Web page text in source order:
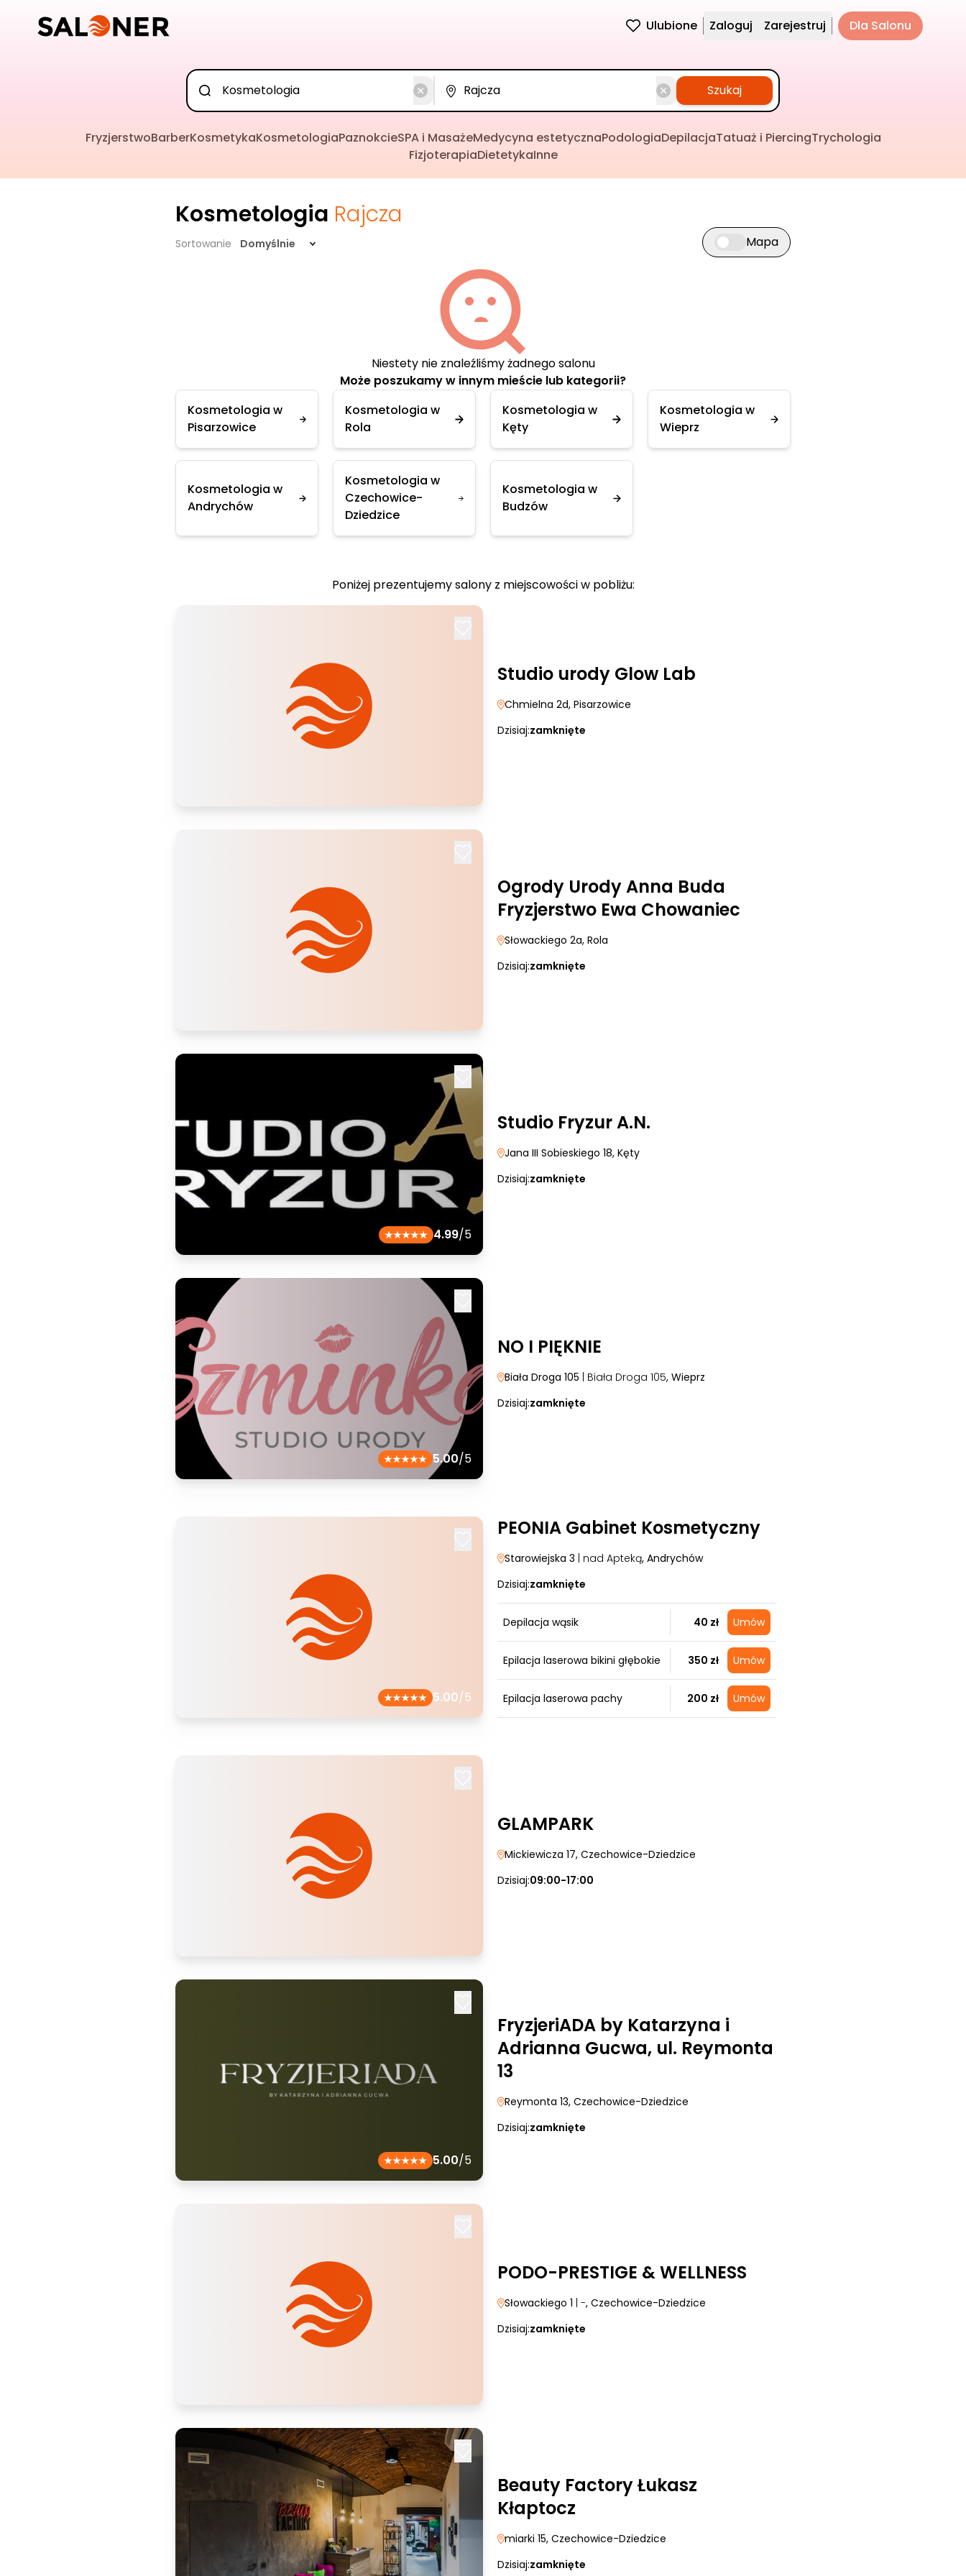
Ulubione Zaloguj Zarejestruj Dla Salonu
Szukaj
FryzjerstwoBarberKosmetykaKosmetologiaPaznokcieSPA i MasażeMedycyna estetycznaPodologiaDepilacjaTatuaż i PiercingTrychologia
FizjoterapiaDietetykaInne
Kosmetologia Rajcza
Sortowanie Domyślnie Przełącz widok mapy
Mapa
Niestety nie znaleźliśmy żadnego salonu
Może poszukamy w innym mieście lub kategorii?
Kosmetologia w
Pisarzowice
Kosmetologia w
Rola
Kosmetologia w
Kęty
Kosmetologia w
Wieprz
Kosmetologia w
Andrychów
Kosmetologia w
Czechowice-
Dziedzice
Kosmetologia w
Budzów
Poniżej prezentujemy salony z miejscowości w pobliżu:
Studio urody Glow Lab
Chmielna 2d, Pisarzowice
Dzisiaj:zamknięte
Ogrody Urody Anna Buda
Fryzjerstwo Ewa Chowaniec
Słowackiego 2a, Rola
Dzisiaj:zamknięte
4.99/5
Studio Fryzur A.N.
Jana III Sobieskiego 18, Kęty
Dzisiaj:zamknięte
5.00/5
NO I PIĘKNIE
Biała Droga 105 | Biała Droga 105, Wieprz
Dzisiaj:zamknięte
5.00/5
PEONIA Gabinet Kosmetyczny
Starowiejska 3 | nad Apteką, Andrychów
Dzisiaj:zamknięte
Depilacja wąsik 40 zł Umów
Epilacja laserowa bikini głębokie 350 zł Umów
Epilacja laserowa pachy 200 zł Umów
GLAMPARK
Mickiewicza 17, Czechowice-Dziedzice
Dzisiaj:09:00-17:00
5.00/5
FryzjeriADA by Katarzyna i
Adrianna Gucwa, ul. Reymonta
13
Reymonta 13, Czechowice-Dziedzice
Dzisiaj:zamknięte
PODO-PRESTIGE & WELLNESS
Słowackiego 1 | -, Czechowice-Dziedzice
Dzisiaj:zamknięte
Beauty Factory Łukasz
Kłaptocz
miarki 15, Czechowice-Dziedzice
Dzisiaj:zamknięte